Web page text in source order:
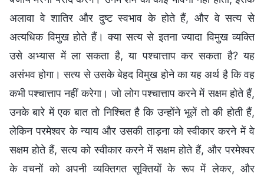
अलावा वे शातिर और दुष्ट स्वभाव के होते हैं, और वे सत्य से
अत्यधिक विमुख होते हैं। क्या सत्य से इतना ज्यादा विमुख व्यक्ति
उसे अभ्यास में ला सकता है, या पश्‍चात्ताप कर सकता है? यह
असंभव होगा। सत्य से उसके बेहद विमुख होने का यह अर्थ है कि वह
कभी पश्चात्ताप नहीं करेगा। जो लोग पश्चात्ताप करने में सक्षम होते हैं,
उनके बारे में एक बात तो निश्चित है कि उन्होंने भूलें तो की होती हैं,
लेकिन परमेश्वर के न्याय और उसकी ताड़ना को स्वीकार करने में वे
सक्षम होते हैं, सत्य को स्वीकार करने में सक्षम होते हैं, और परमेश्वर
के वचनों को अपनी व्यक्तिगत सूक्तियों के रूप में लेकर, और